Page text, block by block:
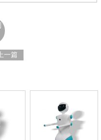
上一篇